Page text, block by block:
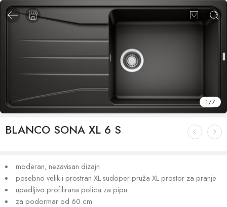
1/7
BLANCO SONA XL 6 S
moderan, nezavisan dizajn
posebno velik i prostran XL sudoper pruža XL prostor za pranje
upadljivo profilirana polica za pipu
za podormar od 60 cm